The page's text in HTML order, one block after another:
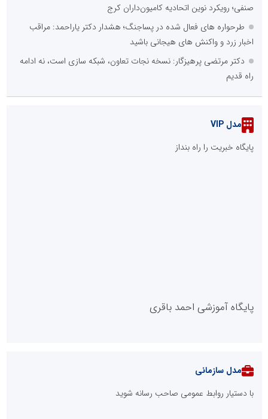
صنفی؛ رویکرد نوین اتحادیه کامیون‌داران کرج
طرحواره های فعال شده در پساجنگ؛ هشدار دکتر یاراحمد: مراقب
اخبار زرد و واکنش های هیجانی باشید
دکتر مرتضی پرهیزگار: نسخه نجات تعاون، شبکه سازی است، نه ادامه
راه قدیم
مدل VIP
پایگاه خبریت را راه بنداز
پایگاه آموزشی احمد باقری
مدل سازمانی
با دستیار روابط عمومی صاحب رسانه شوید